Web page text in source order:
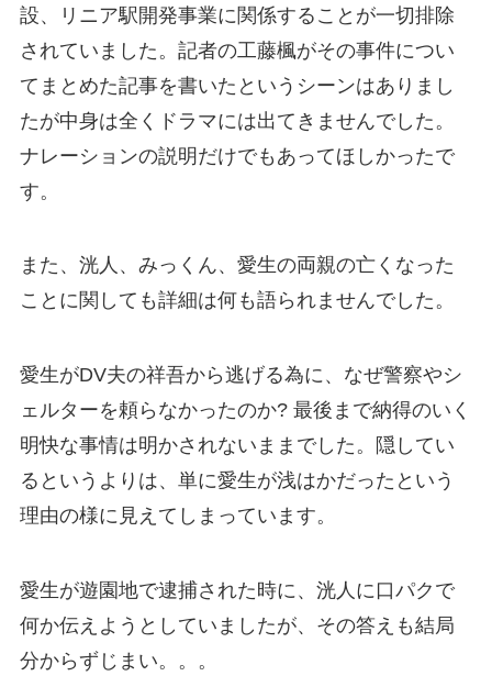
設、リニア駅開発事業に関係することが一切排除
されていました。記者の工藤楓がその事件につい
てまとめた記事を書いたというシーンはありまし
たが中身は全くドラマには出てきませんでした。
ナレーションの説明だけでもあってほしかったで
す。
また、洸人、みっくん、愛生の両親の亡くなった
ことに関しても詳細は何も語られませんでした。
愛生がDV夫の祥吾から逃げる為に、なぜ警察やシ
ェルターを頼らなかったのか? 最後まで納得のいく
明快な事情は明かされないままでした。隠してい
るというよりは、単に愛生が浅はかだったという
理由の様に見えてしまっています。
愛生が遊園地で逮捕された時に、洸人に口パクで
何か伝えようとしていましたが、その答えも結局
分からずじまい。。。